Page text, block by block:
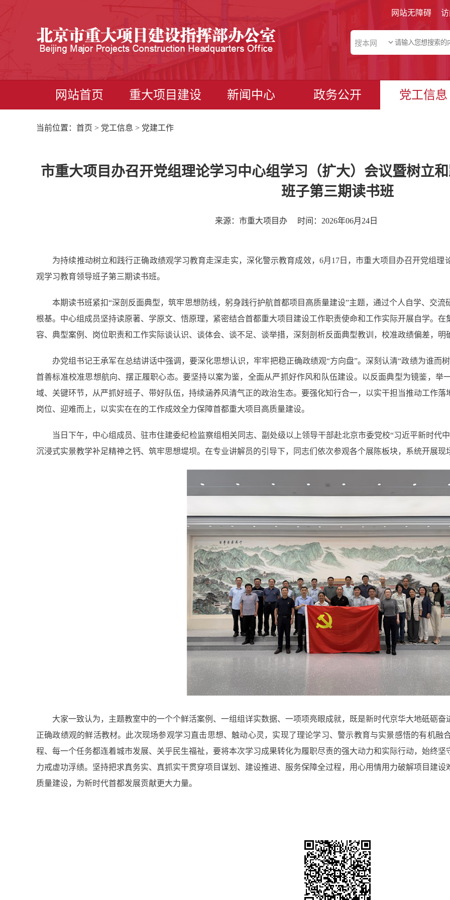
网站无障碍
网站首页 重大项目建设 新闻中心 政务公开 党工信息
当前位置： 首页 > 党工信息 > 党建工作
市重大项目办召开党组理论学习中心组学习（扩大）会议暨树立
班子第三期读书班
来源：市重大项目办 时间：2026年06月24日
为持续推动树立和践行正确政绩观学习教育走深走实，深化警示教育成效，6月17日，市重大项目办召开党组理
观学习教育领导班子第三期读书班。
本期读书班紧扣“深剖反面典型，筑牢思想防线，躬身践行护航首都项目高质量建设”主题，通过个人自学、交流
根基。中心组成员坚持读原著、学原文、悟原理，紧密结合首都重大项目建设工作职责使命和工作实际开展自学。
容、典型案例、岗位职责和工作实际谈认识、谈体会、谈不足、谈举措，深刻剖析反面典型教训，校准政绩偏差，明
办党组书记王承军在总结讲话中强调，要深化思想认识，牢牢把稳正确政绩观“方向盘”。深刻认清“政绩为谁而
首善标准校准思想航向、摆正履职心态。要坚持以案为鉴，全面从严抓好作风和队伍建设。以反面典型为镜鉴，举
域、关键环节，从严抓好班子、带好队伍，持续涵养风清气正的政治生态。要强化知行合一，以实干担当推动工作
岗位、迎难而上，以实实在在的工作成效全力保障首都重大项目高质量建设。
当日下午，中心组成员、驻市住建委纪检监察组相关同志、副处级以上领导干部赴北京市委党校“习近平新时代
沉浸式实景教学补足精神之钙、筑牢思想堤坝。在专业讲解员的引导下，同志们依次参观各个展陈板块，系统开展现
大家一致认为，主题教室中的一个个鲜活案例、一组组详实数据、一项项亮眼成就，既是新时代京华大地砥砺奋
正确政绩观的鲜活教材。此次现场参观学习直击思想、触动心灵，实现了理论学习、警示教育与实景感悟的有机融
程、每一个任务都连着城市发展、关乎民生福祉，要将本次学习成果转化为履职尽责的强大动力和实际行动，始终
力戒虚功浮绩。坚持把求真务实、真抓实干贯穿项目谋划、建设推进、服务保障全过程，用心用情用力破解项目建
质量建设，为新时代首都发展贡献更大力量。